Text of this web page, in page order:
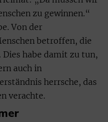
zu gewinnen.“
Von der
betroffen, die
habe damit zu tun,
auch in
herrsche, das
verachte.